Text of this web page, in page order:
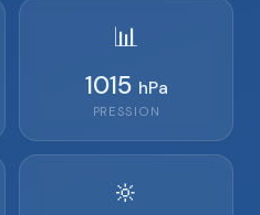
📊
1015 hPa
PRESSION
🔆